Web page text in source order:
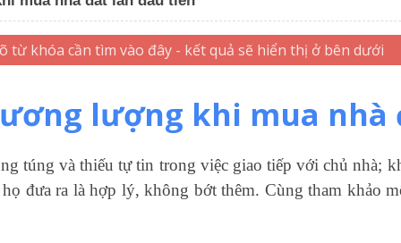
lượng khi mua nhà
túng và thiếu tự tin trong việc giao tiếp với chủ nhà;
đưa ra là hợp lý, không bớt thêm. Cùng tham khảo